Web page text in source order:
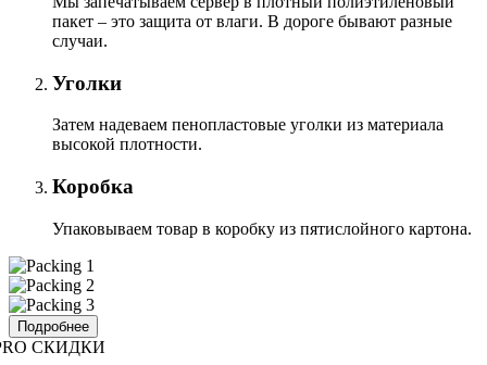
пакет – это защита от влаги. В дороге бывают разные
случаи.
Уголки
Затем надеваем пенопластовые уголки из материала
высокой плотности.
Коробка
Упаковываем товар в коробку из пятислойного картона.
Подробнее
СКИДКИ